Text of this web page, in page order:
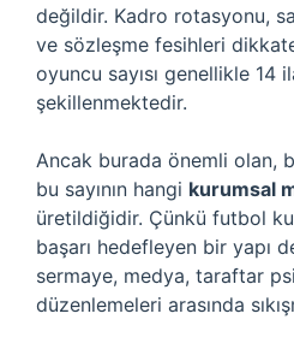
değildir. Kadro rotasyonu,
ve sözleşme fesihleri dikkate
oyuncu sayısı genellikle 14
şekillenmektedir.
Ancak burada önemli olan,
bu sayının hangi kurumsal
üretildiğidir. Çünkü futbol
başarı hedefleyen bir yapı
sermaye, medya, taraftar
düzenlemeleri arasında